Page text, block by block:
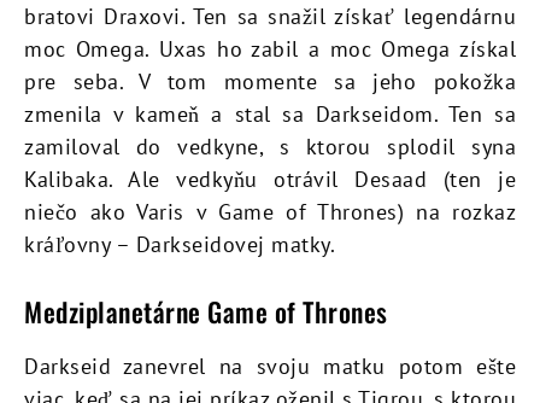
bratovi Draxovi. Ten sa snažil získať legendárnu
moc Omega. Uxas ho zabil a moc Omega získal
pre seba. V tom momente sa jeho pokožka
zmenila v kameň a stal sa Darkseidom. Ten sa
zamiloval do vedkyne, s ktorou splodil syna
Kalibaka. Ale vedkyňu otrávil Desaad (ten je
niečo ako Varis v Game of Thrones) na rozkaz
kráľovny – Darkseidovej matky.
Medziplanetárne Game of Thrones
Darkseid zanevrel na svoju matku potom ešte